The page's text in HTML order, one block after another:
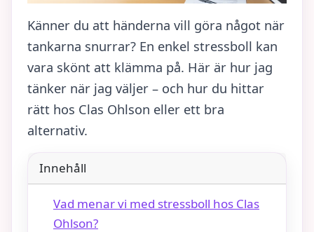
Känner du att händerna vill göra något när
tankarna snurrar? En enkel stressboll kan
vara skönt att klämma på. Här är hur jag
tänker när jag väljer – och hur du hittar
rätt hos Clas Ohlson eller ett bra
alternativ.
Innehåll
Vad menar vi med stressboll hos Clas
Ohlson?